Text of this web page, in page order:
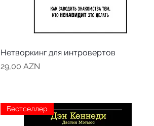
Нетворкинг для интровертов
Цена
29,00 AZN
Бестселлер